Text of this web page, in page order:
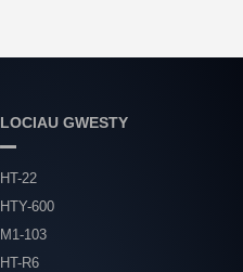
LOCIAU GWESTY
HT-22
HTY-600
M1-103
HT-R6